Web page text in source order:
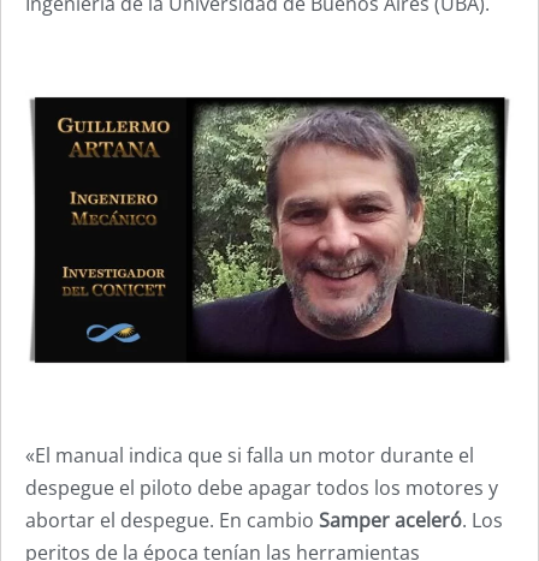
«El manual indica que si falla un motor durante el
despegue el piloto debe apagar todos los motores y
abortar el despegue. En cambio Samper aceleró. Los
peritos de la época tenían las herramientas